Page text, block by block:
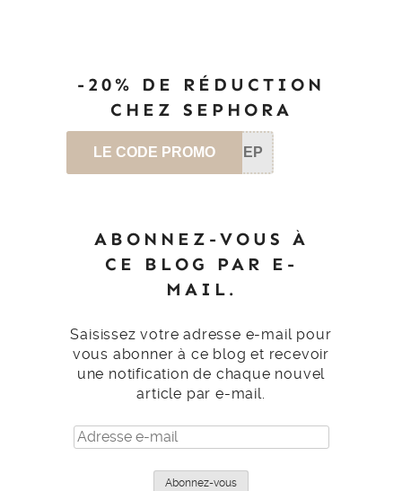
-20% DE RÉDUCTION
CHEZ SEPHORA
LE CODE PROMO SEP
ABONNEZ-VOUS À
CE BLOG PAR E-
MAIL.
Saisissez votre adresse e-mail pour
vous abonner à ce blog et recevoir
une notification de chaque nouvel
article par e-mail.
Adresse
e-
Abonnez-vous